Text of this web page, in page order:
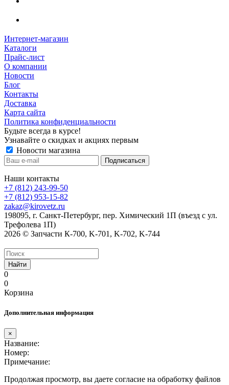
Интернет-магазин
Каталоги
Прайс-лист
О компании
Новости
Блог
Контакты
Доставка
Карта сайта
Политика конфиденциальности
Будьте всегда в курсе!
Узнавайте о скидках и акциях первым
Новости магазина
Наши контакты
+7 (812) 243-99-50
+7 (812) 953-15-82
zakaz@kirovetz.ru
198095, г. Санкт-Петербург, пер. Химический 1П (въезд с ул.
Трефолева 1П)
2026 © Запчасти К-700, K-701, K-702, K-744
Найти
0
0
Корзина
Дополнительная информация
×
Название:
Номер:
Примечание:
Продолжая просмотр, вы даете согласие на обработку файлов